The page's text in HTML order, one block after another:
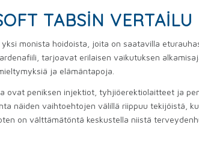
TABSIN
monista hoidoista, joita on saatavilla
tarjoavat erilaisen vaikutuksen
ja elämäntapoja.
ovat peniksen injektiot, tyhjiöerektiolaitteet ja
näiden vaihtoehtojen välillä riippuu tekijöistä,
on välttämätöntä keskustella niistä